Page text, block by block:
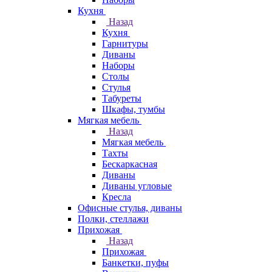
Кухня
Назад
Кухня
Гарнитуры
Диваны
Наборы
Столы
Стулья
Табуреты
Шкафы, тумбы
Мягкая мебель
Назад
Мягкая мебель
Тахты
Бескаркасная
Диваны
Диваны угловые
Кресла
Офисные стулья, диваны
Полки, стеллажи
Прихожая
Назад
Прихожая
Банкетки, пуфы